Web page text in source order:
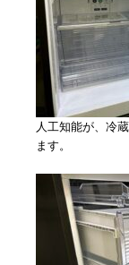
人工知能が、冷
ます。